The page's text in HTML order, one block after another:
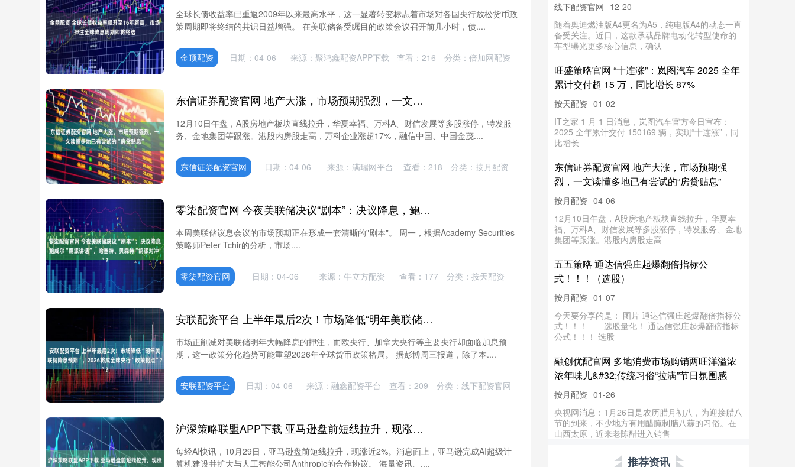
全球长债收益率已重返2009年以来最高水平，这一显著转变标志着市场对各国央行放松货币政
策周期即将终结的共识日益增强。 在美联储备受瞩目的政策会议召开前几小时，债....
金顶配资 日期：04-06 来源：聚鸿鑫配资APP下载 查看：216 分类：倍加网配资
东信证券配资官网 地产大涨，市场预期强烈，一文读懂多地已有尝试的“房贷贴息”
12月10日午盘，A股房地产板块直线拉升，华夏幸福、万科A、财信发展等多股涨停，特发服
务、金地集团等跟涨。港股内房股走高，万科企业涨超17%，融信中国、中国金茂....
东信证券配资官网 日期：04-06 来源：满瑞网平台 查看： 218 分类： 按月配资
零柒配资官网 今夜美联储决议“剧本”：决议降息，鲍威尔“鹰派讲话”，哈塞特、贝森特“鸽派对冲”？
本周美联储议息会议的市场预期正在形成一套清晰的"剧本"。 周一，根据Academy Securities
策略师Peter Tchir的分析，市场....
零柒配资官网 日期：04-06 来源：牛立方配资 查看： 177 分类： 按天配资
安联配资平台 上半年最后2次！市场降低“明年美联储降息预期”，2026将成全球央行“政策拐点”？
市场正削减对美联储明年大幅降息的押注，而欧央行、加拿大央行等主要央行却面临加息预
期，这一政策分化趋势可能重塑2026年全球货币政策格局。 据彭博周三报道，除了本....
安联配资平台 日期：04-06 来源：融鑫配资平台 查看： 209 分类： 线下配资官网
沪深策略联盟APP下载 亚马逊盘前短线拉升，现涨近2%
每经AI快讯，10月29日，亚马逊盘前短线拉升，现涨近2%。消息面上，亚马逊完成AI超级计
算机建设并扩大与人工智能公司Anthropic的合作协议。 海量资讯、....
线下配资官网 12-20
随着奥迪燃油版A4更名为A5，纯电版A4的动态一直
备受关注。近日，这款承载品牌电动化转型使命的
车型曝光更多核心信息，确认
旺盛策略官网 “十连涨”：岚图汽车 2025 全年
累计交付超 15 万，同比增长 87%
按天配资 01-02
IT之家 1 月 1 日消息，岚图汽车官方今日宣布：
2025 全年累计交付 150169 辆，实现“十连涨”，同
比增长
东信证券配资官网 地产大涨，市场预期强
烈，一文读懂多地已有尝试的“房贷贴息”
按月配资 04-06
12月10日午盘，A股房地产板块直线拉升，华夏幸
福、万科A、财信发展等多股涨停，特发服务、金地
集团等跟涨。港股内房股走高
五五策略 通达信强庄起爆翻倍指标公
式！！！（选股）
按月配资 01-07
今天要分享的是： 图片 通达信强庄起爆翻倍指标公
式！！！——选股量化！ 通达信强庄起爆翻倍指标
公式！！！ 选股
融创优配官网 多地消费市场购销两旺洋溢浓
浓年味儿&#32;传统习俗“拉满”节日氛围感
按月配资 01-26
央视网消息：1月26日是农历腊月初八，为迎接腊八
节的到来，不少地方有用醋腌制腊八蒜的习俗。在
山西太原，近来老陈醋进入销售
推荐资讯